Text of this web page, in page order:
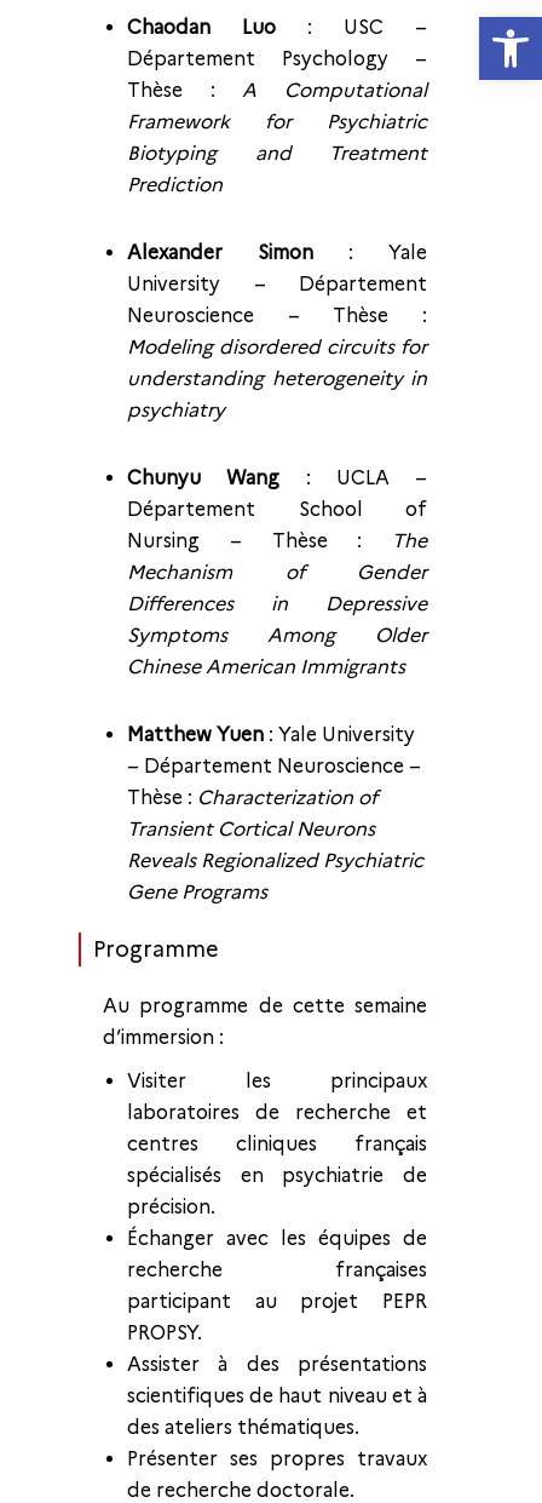
Ouvrir
Chaodan Luo : USC –
Département Psychology –
Thèse :A Computational
Framework for Psychiatric
Biotyping and Treatment
Prediction
Alexander Simon : Yale
University – Département
Neuroscience – Thèse :
Modeling disordered circuits for
understanding heterogeneity in
psychiatry
Chunyu Wang : UCLA –
Département School of
Nursing – Thèse :
The
Mechanism of Gender
Differences in Depressive
Symptoms Among Older
Chinese American Immigrants
Matthew Yuen : Yale University
– Département Neuroscience –
Thèse : Characterization of
Transient Cortical Neurons
Reveals Regionalized Psychiatric
Gene Programs
Programme
Au programme de cette semaine
d’immersion :
Visiter les principaux
laboratoires de recherche et
centres cliniques français
spécialisés en psychiatrie de
précision.
Échanger avec les équipes de
recherche françaises
participant au projet PEPR
PROPSY.
Assister à des présentations
scientifiques de haut niveau et à
des ateliers thématiques.
Présenter ses propres travaux
de recherche doctorale.